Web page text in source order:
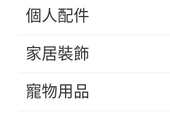
個人配件
家居裝飾
寵物用品